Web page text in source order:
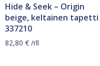
Hide & Seek – Origin
beige, keltainen tapetti
337210
82,80 € /rll